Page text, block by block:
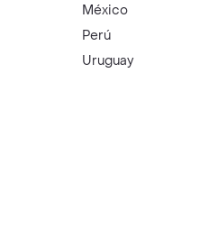
México
Perú
Uruguay